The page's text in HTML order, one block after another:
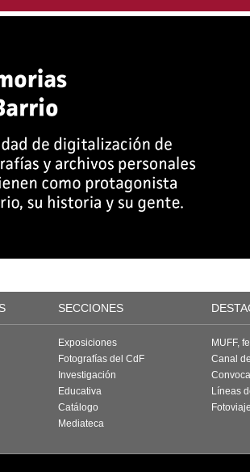
SECCIONES
Exposiciones
Fotografías del CdF
Investigación
Educativa
Catálogo
Mediateca
MUFF,
Canal
Líneas